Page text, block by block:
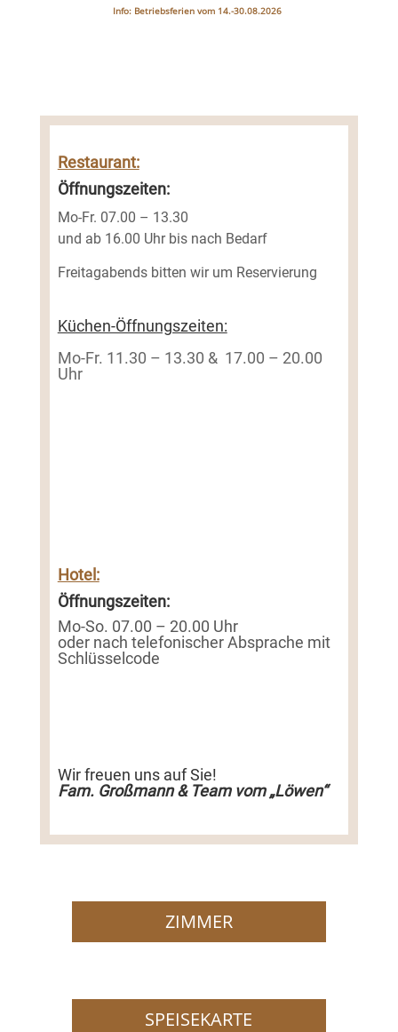
Info: Betriebsferien vom 14.-30.08.2026
Restaurant:
Öffnungszeiten:
Mo-Fr. 07.00 – 13.30
und ab 16.00 Uhr bis nach Bedarf
Freitagabends bitten wir um Reservierung
Küchen-Öffnungszeiten:
Mo-Fr. 11.30 – 13.30 & 17.00 – 20.00
Uhr
Hotel:
Öffnungszeiten:
Mo-So. 07.00 – 20.00 Uhr
oder nach telefonischer Absprache mit
Schlüsselcode
Wir freuen uns auf Sie!
Fam. Großmann & Team vom „Löwen“
ZIMMER
SPEISEKARTE